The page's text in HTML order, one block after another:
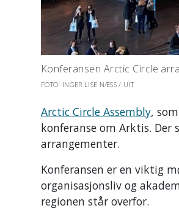
Konferansen Arctic Circle
FOTO: INGER LISE NÆSS / UIT
Arctic Circle Assembly,
konferanse om Arktis. Der
arrangementer.
Konferansen er en viktig
organisasjonsliv og
regionen står overfor.